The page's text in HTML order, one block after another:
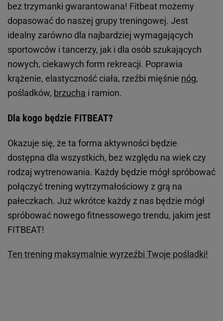
bez trzymanki gwarantowana! Fitbeat możemy
dopasować do naszej grupy treningowej. Jest
idealny zarówno dla najbardziej wymagających
sportowców i tancerzy, jak i dla osób szukających
nowych, ciekawych form rekreacji. Poprawia
krążenie, elastyczność ciała, rzeźbi mięśnie nóg,
pośladków, brzucha i ramion.
Dla kogo będzie FITBEAT?
Okazuje się, że ta forma aktywności będzie
dostępna dla wszystkich, bez względu na wiek czy
rodzaj wytrenowania. Każdy będzie mógł spróbować
połączyć trening wytrzymałościowy z grą na
pałeczkach. Już wkrótce każdy z nas będzie mógł
spróbować nowego fitnessowego trendu, jakim jest
FITBEAT!
Ten trening maksymalnie wyrzeźbi Twoje pośladki!